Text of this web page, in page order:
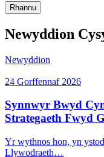
Rhannu
Newyddion
Newyddion
24 Gorffennaf 2026
Synnwyr Bwyd
Strategaeth Fwyd
Yr wythnos hon, yn
Llywodraeth…